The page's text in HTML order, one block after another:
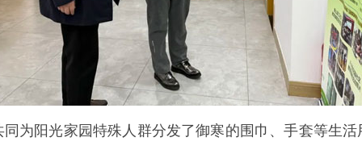
阳光家园特殊人群分发了御寒的围巾、手套等生活